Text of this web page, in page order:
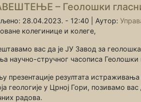
– Геолошки
28.04.2023. - 12:40 | Аутор:
колегинице и колеге,
вас да је ЈУ Завод за
научно-стручног часописа Геолошки
презентације резултата
геологије у Црној Гори, позивамо
радова.